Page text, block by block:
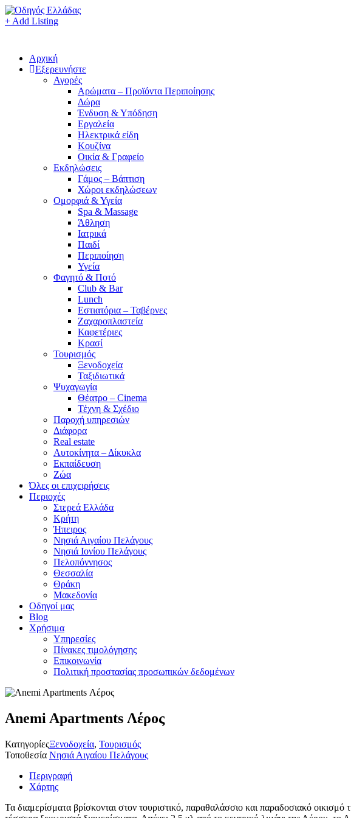
+ Add Listing
Αρχική
Εξερευνήστε
Αγορές
Αρώματα – Προϊόντα Περιποίησης
Δώρα
Ένδυση & Υπόδηση
Εργαλεία
Ηλεκτρικά είδη
Κουζίνα
Οικία & Γραφείο
Εκδηλώσεις
Γάμος – Βάπτιση
Χώροι εκδηλώσεων
Ομορφιά & Υγεία
Spa & Massage
Άθληση
Ιατρικά
Παιδί
Περιποίηση
Υγεία
Φαγητό & Ποτό
Club & Bar
Lunch
Εστιατόρια – Ταβέρνες
Ζαχαροπλαστεία
Καφετέριες
Κρασί
Τουρισμός
Ξενοδοχεία
Ταξιδιωτικά
Ψυχαγωγία
Θέατρο – Cinema
Τέχνη & Σχέδιο
Παροχή υπηρεσιών
Διάφορα
Real estate
Αυτοκίνητα – Δίκυκλα
Εκπαίδευση
Ζώα
Όλες οι επιχειρήσεις
Περιοχές
Στερεά Ελλάδα
Κρήτη
Ήπειρος
Νησιά Αιγαίου Πελάγους
Νησιά Ιονίου Πελάγους
Πελοπόννησος
Θεσσαλία
Θράκη
Μακεδονία
Οδηγοί μας
Blog
Χρήσιμα
Υπηρεσίες
Πίνακες τιμολόγησης
Επικοινωνία
Πολιτική προστασίας προσωπικών δεδομένων
Anemi Apartments Λέρος
ΚατηγορίεςΞενοδοχεία, Τουρισμός
Τοποθεσία Νησιά Αιγαίου Πελάγους
Περιγραφή
Χάρτης
Τα διαμερίσματα βρίσκονται στον τουριστικό, παραθαλάσσιο και παραδοσιακό